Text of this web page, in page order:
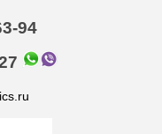
94